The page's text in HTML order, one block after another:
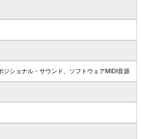
ジショナル・サウンド、ソフトウェアMIDI音源